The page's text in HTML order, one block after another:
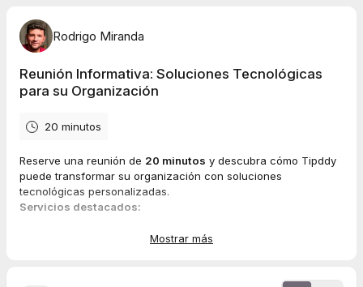
Rodrigo Miranda
Reunión Informativa: Soluciones Tecnológicas
para su Organización
20 minutos
Reserve una reunión de 20 minutos y descubra cómo Tipddy
puede transformar su organización con soluciones
tecnológicas personalizadas.
Servicios destacados:
móviles, plataformas de video y campus e-learning
Mostrar más